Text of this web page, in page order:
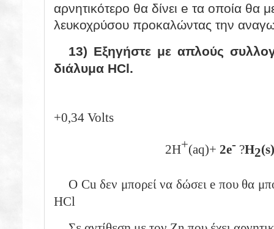
αρνητικότερο θα δίνει e τα οποία θα
λευκοχρύσου προκαλώντας την
13) Εξηγήστε με απλούς
διάλυμα HCl.
+0,34 Volts
2Η+(aq)+2e- ?Η2
O Cu δεν μπορεί να δώσει e που θα
HCl